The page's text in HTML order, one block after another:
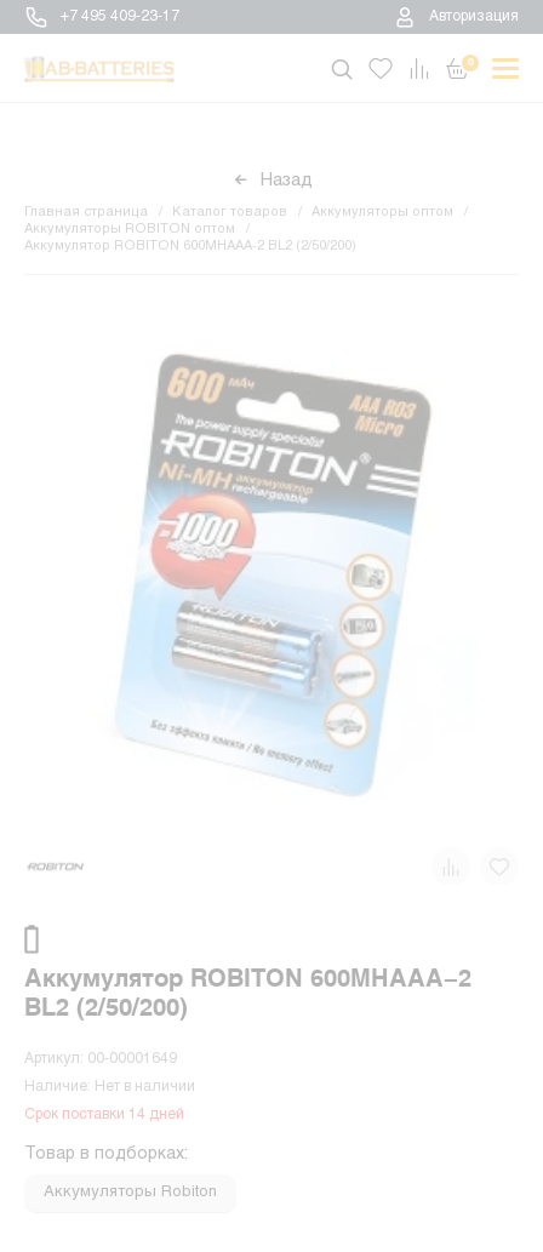
+7 495 409-23-17 Авторизация
0
Назад
Главная страница Каталог товаров
Аккумуляторы оптом
Аккумуляторы ROBITON оптом
Аккумулятор ROBITON 600MHAAA-2 BL2 (2/50/200)
Аккумулятор ROBITON 600MHAAA-2
BL2 (2/50/200)
Артикул: 00-00001649
Наличие: Нет в наличии
Срок поставки 14 дней
Товар в подборках:
Аккумуляторы Robiton